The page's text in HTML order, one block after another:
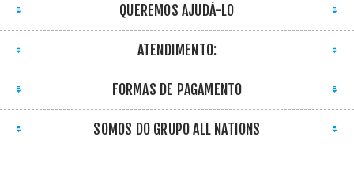
QUEREMOS AJUDÁ-LO
ATENDIMENTO:
FORMAS DE PAGAMENTO
SOMOS DO GRUPO ALL NATIONS